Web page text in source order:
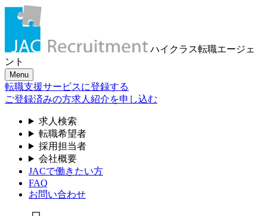
ハイクラス転職エージェ
ント
Menu
転職支援サービスに登録する
ご登録済みの方求人紹介を申し込む
求人検索
転職希望者
採用担当者
会社概要
JACで働きたい方
FAQ
お問い合わせ